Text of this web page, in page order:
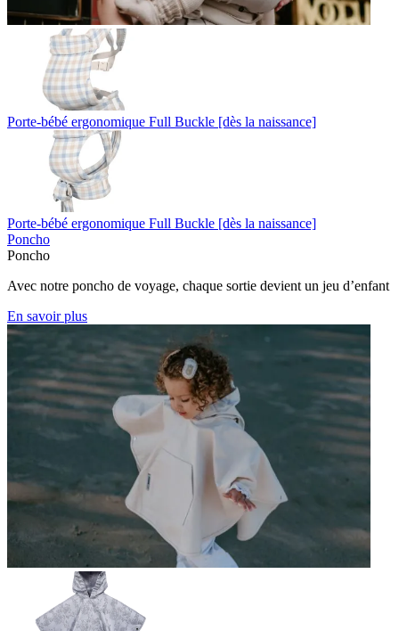
Porte-bébé ergonomique Full Buckle [dès la naissance]
Porte-bébé ergonomique Full Buckle [dès la naissance]
Poncho
Poncho
Avec notre poncho de voyage, chaque sortie devient un jeu d’enfant
En savoir plus